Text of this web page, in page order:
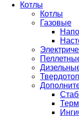
Котлы
Котлы
Газовые